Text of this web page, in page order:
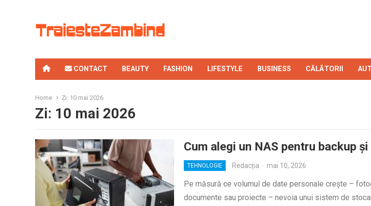
CONTACT BEAUTY FASHION LIFESTYLE BUSINESS CĂLĂTORII
Home Zi: 10 mai 2026
Zi: 10 mai 2026
Cum alegi un NAS pentru backup
TEHNOLOGIE Redacția · mai 10, 2026
Pe măsură ce volumul de date personale crește –
documente sau proiecte – nevoia unui sistem de